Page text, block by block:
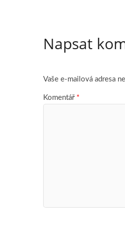
Napsat
Vaše e-mailová adresa
Komentář *